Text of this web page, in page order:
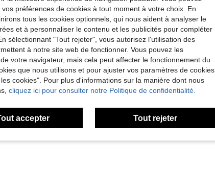
Utile (3)
préférences de cookies à tout moment à votre choix. En
tous les cookies optionnels, qui nous aident à analyser le
et à personnaliser le contenu et les publicités pour compléter
sélectionnant "Tout rejeter", vous autorisez l'utilisation des
à notre site web de fonctionner. Vous pouvez les
votre navigateur, mais cela peut affecter le fonctionnement du
que nous utilisons et pour ajuster vos paramètres de cookies
cookies". Pour plus d'informations sur la manière dont nous
cliquez ici pour consulter notre Politique de confidentialité.
accepter Tout rejeter